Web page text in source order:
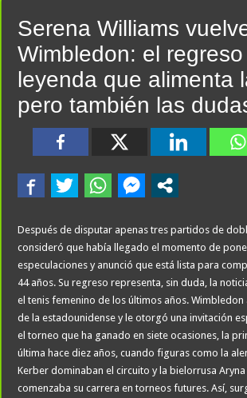
Serena Williams
Wimbledon: el
leyenda que alimenta
pero también las
Después de disputar apenas tres partidos de
consideró que había llegado el momento de
especulaciones y anunció que está lista para
44 años. Su regreso representa, sin duda, la
el tenis femenino de los últimos años.
de la estadounidense y le otorgó una invitación
el torneo que ha ganado en siete ocasiones, la
última hace diez años, cuando figuras como la
Kerber dominaban el circuito y la bielorrusa
comenzaba su carrera en torneos futures. Así,